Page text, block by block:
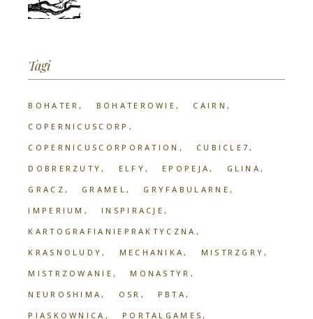
Tagi
BOHATER BOHATEROWIE
CAIRN
COPERNICUSCORP
COPERNICUSCORPORATION
CUBICLE7
DOBRERZUTY
ELFY EPOPEJA
GLINA
GRACZ
GRAMEL
GRYFABULARNE
IMPERIUM
INSPIRACJE
KARTOGRAFIANIEPRAKTYCZNA
KRASNOLUDY
MECHANIKA
MISTRZGRY
MISTRZOWANIE
MONASTYR
NEUROSHIMA
OSR
PBTA
PIASKOWNICA
PORTALGAMES